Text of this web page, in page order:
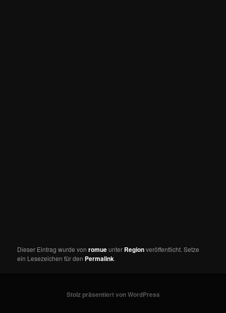
Dieser Eintrag wurde vonromueunter Regionveröffentlicht. Setze
ein Lesezeichen für den Permalink.
Stolz präsentiert von WordPress